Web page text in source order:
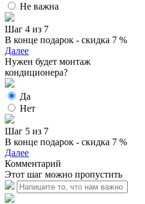
Не важна
Шаг 4 из 7
В конце подарок - скидка 7 %
Далее
Нужен будет монтаж
кондиционера?
Да
Нет
Шаг 5 из 7
В конце подарок - скидка 7 %
Далее
Комментарий
Этот шаг можно пропустить